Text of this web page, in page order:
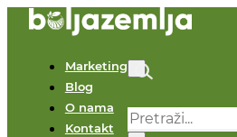
Marketing
Blog
O nama
Kontakt
Pretraga